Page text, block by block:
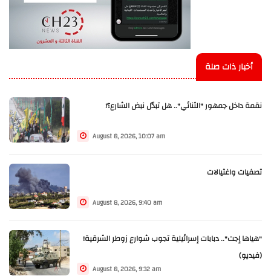
أخبار ذات صلة
نقمة داخل جمهور "الثنائي".. هل تبدّل نبض الشارع؟!
August 8, 2026, 10:07 am
تصفيات واغتيالات
August 8, 2026, 9:40 am
"هياها إجت".. دبابات إسرائيلية تجوب شوارع زوطر الشرقية!
(فيديو)
August 8, 2026, 9:32 am